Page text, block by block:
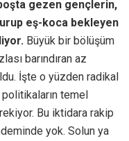
gezen gençlerin,
eş-koca bekleyen
Büyük bir bölüşüm
barındıran az
İşte o yüzden radikal
temel
Bu iktidara rakip
yok. Solun ya